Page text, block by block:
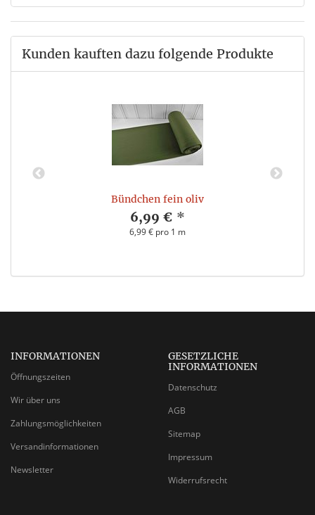
Kunden kauften dazu folgende Produkte
Bündchen fein oliv
6,99 € *
6,99 € pro 1 m
INFORMATIONEN
Öffnungszeiten
Wir über uns
Zahlungsmöglichkeiten
Versandinformationen
Newsletter
GESETZLICHE
INFORMATIONEN
Datenschutz
AGB
Sitemap
Impressum
Widerrufsrecht